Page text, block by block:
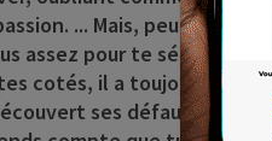
... Mais, peu à peu,
assez pour te séduire.
cotés, il a toujours vécu
ses défauts,